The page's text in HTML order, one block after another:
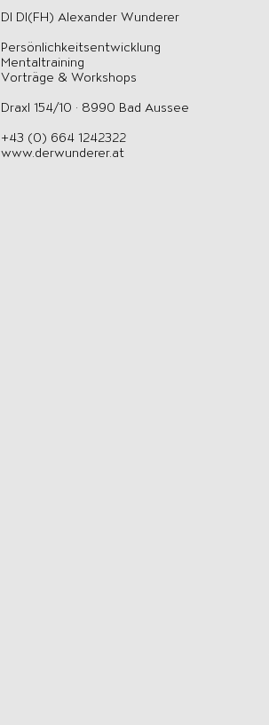
DI DI(FH) Alexander Wunderer
Persönlichkeitsentwicklung
Mentaltraining
Vorträge & Workshops
Draxl 154/10 · 8990 Bad Aussee
+43 (0) 664 1242322
www.derwunderer.at